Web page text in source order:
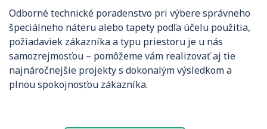
Odborné technické poradenstvo pri výbere správneho
špeciálneho náteru alebo tapety podľa účelu použitia,
požiadaviek zákazníka a typu priestoru je u nás
samozrejmosťou – pomôžeme vám realizovať aj tie
najnáročnejšie projekty s dokonalým výsledkom a
plnou spokojnosťou zákazníka.